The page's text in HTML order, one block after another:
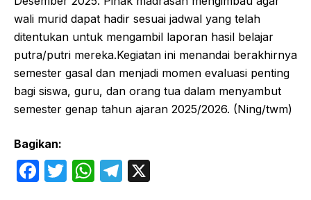
wali murid dapat hadir sesuai jadwal yang telah
ditentukan untuk mengambil laporan hasil belajar
putra/putri mereka.​Kegiatan ini menandai berakhirnya
semester gasal dan menjadi momen evaluasi penting
bagi siswa, guru, dan orang tua dalam menyambut
semester genap tahun ajaran 2025/2026. (Ning/twm)​
Bagikan:
F
T
W T